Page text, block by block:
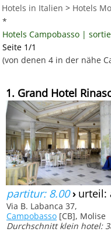
Hotels in Italien > Hotels
*
Hotels Campobasso |
Seite 1/1
(von denen 4 in der nähe
1. Grand Hotel
partitur: 8.00› urteil:
Via B. Labanca 37,
Campobasso [CB], Molise
Durchschnitt klein hotel: